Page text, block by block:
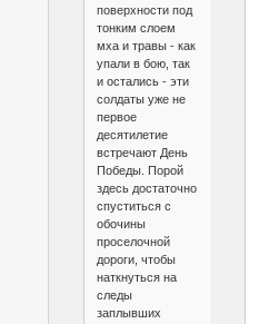
поверхности под
тонким слоем
мха и травы - как
упали в бою, так
и остались - эти
солдаты уже не
первое
десятилетие
встречают День
Победы. Порой
здесь достаточно
спуститься с
обочины
проселочной
дороги, чтобы
наткнуться на
следы
заплывших